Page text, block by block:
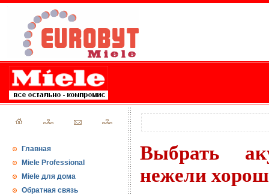
Главная
Miele Professional
Miele для дома
Обратная связь
Выбрать
нежели